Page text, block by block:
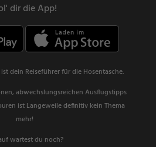
dir die App!
dein Reiseführer für die Hosentasche.
abwechslungsreichen Ausflugstipps
ist Langeweile definitiv kein Thema
mehr!
wartest du noch?